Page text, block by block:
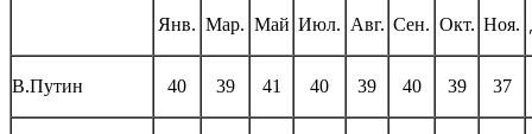
Янв. Мар. Май Июл. Авг. Сен. Окт. Ноя.
В.Путин 40 39 41 40 39 40 39 37